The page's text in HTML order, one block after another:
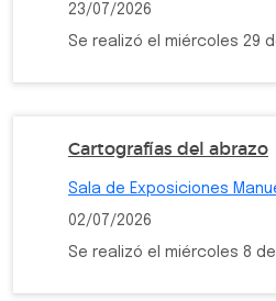
23/07/2026
Se realizó el miércoles 29
Cartografías del abrazo
Sala de Exposiciones
02/07/2026
Se realizó el miércoles 8 de